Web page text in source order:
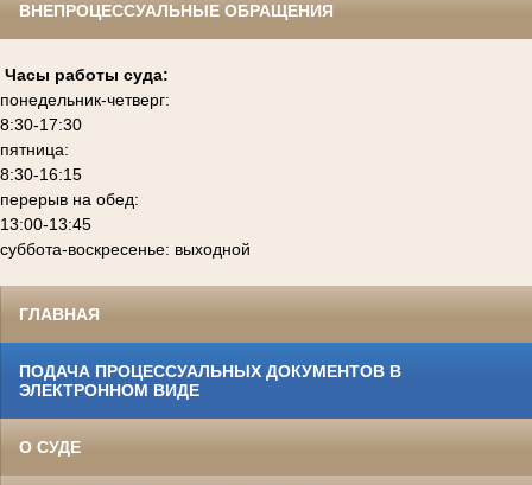
ВНЕПРОЦЕССУАЛЬНЫЕ ОБРАЩЕНИЯ
Часы работы суда:
понедельник-четверг:
8:30-17:30
пятница:
8:30-16:15
перерыв на обед:
13:00-13:45
суббота-воскресенье: выходной
ГЛАВНАЯ
ПОДАЧА ПРОЦЕССУАЛЬНЫХ ДОКУМЕНТОВ В
ЭЛЕКТРОННОМ ВИДЕ
О СУДЕ